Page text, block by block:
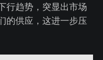
行趋势，突显出市场
的供应，这进一步压